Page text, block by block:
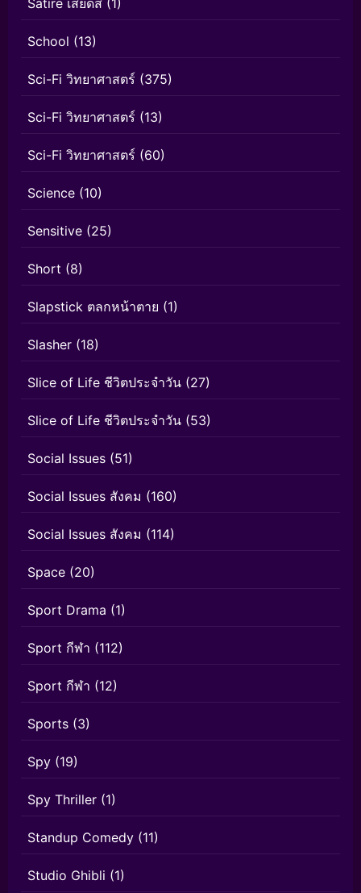
School (13)
Sci-Fi วิทยาศาสตร์ (375)
Sci-Fi วิทยาศาสตร์ (13)
Sci-Fi วิทยาศาสตร์ (60)
Science (10)
Sensitive (25)
Short (8)
Slapstick ตลกหน้าตาย (1)
Slasher (18)
Slice of Life ชีวิตประจำวัน (27)
Slice of Life ชีวิตประจำวัน (53)
Social Issues (51)
Social Issues สังคม (160)
Social Issues สังคม (114)
Space (20)
Sport Drama (1)
Sport กีฬา (112)
Sport กีฬา (12)
Sports (3)
Spy (19)
Spy Thriller (1)
Standup Comedy (11)
Studio Ghibli (1)